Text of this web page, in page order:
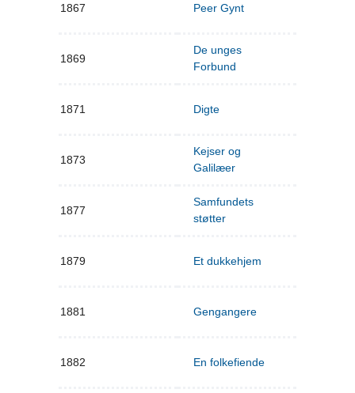
1867 Peer Gynt
1869
De unges
Forbund
1871 Digte
1873
Kejser og
Galilæer
1877
Samfundets
støtter
1879 Et dukkehjem
1881 Gengangere
1882 En folkefiende